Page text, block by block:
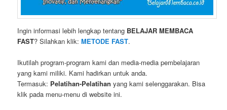
Ingin informasi lebih lengkap tentang BELAJAR MEMBACA
FAST? Silahkan klik:METODE FAST.
Ikutilah program-program kami dan media-media pembelajaran
yang kami miliki. Kami hadirkan untuk anda.
Termasuk: Pelatihan-Pelatihan yang kami selenggarakan. Bisa
klik pada menu-menu di website ini.